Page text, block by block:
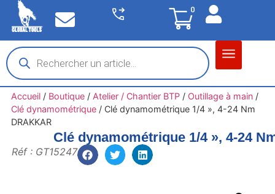
0
Accueil/ Boutique/ Atelier / Chantier BTP/ Outillage à main/
Clé dynamométrique/ Clé dynamométrique 1/4 », 4-24 Nm
DRAKKAR
Clé dynamométrique 1/4 », 4-24
Réf : GT15247